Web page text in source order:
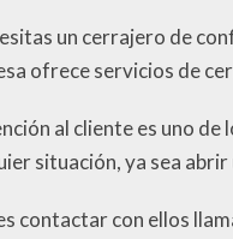
un cerrajero de
ofrece servicios de
al cliente es uno
situación, ya sea
contactar con ellos